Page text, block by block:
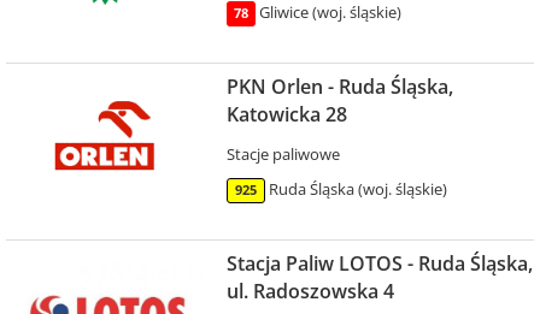
78 Gliwice (woj. śląskie)
PKN Orlen - Ruda Śląska,
Katowicka 28
Stacje paliwowe
925 Ruda Śląska (woj. śląskie)
Stacja Paliw LOTOS - Ruda Śląska,
ul. Radoszowska 4